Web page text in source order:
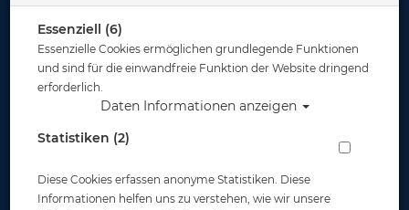
Essenziell (6)
Essenzielle Cookies ermöglichen grundlegende Funktionen
und sind für die einwandfreie Funktion der Website dringend
erforderlich.
Daten Informationen anzeigen
Statistiken (2)
Diese Cookies erfassen anonyme Statistiken. Diese
Informationen helfen uns zu verstehen, wie wir unsere